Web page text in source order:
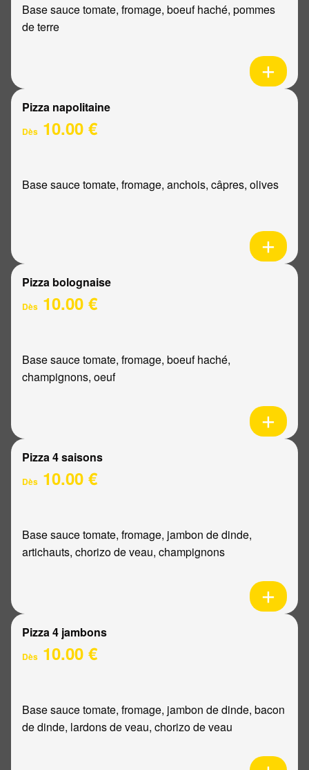
Base sauce tomate, fromage, boeuf haché, pommes
de terre
Pizza napolitaine
Dès 10.00 €
Base sauce tomate, fromage, anchois, câpres, olives
Pizza bolognaise
Dès 10.00 €
Base sauce tomate, fromage, boeuf haché,
champignons, oeuf
Pizza 4 saisons
Dès 10.00 €
Base sauce tomate, fromage, jambon de dinde,
artichauts, chorizo de veau, champignons
Pizza 4 jambons
Dès 10.00 €
Base sauce tomate, fromage, jambon de dinde, bacon
de dinde, lardons de veau, chorizo de veau